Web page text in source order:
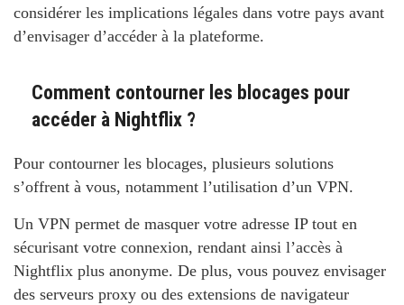
considérer les implications légales dans votre pays avant
d’envisager d’accéder à la plateforme.
Comment contourner les blocages pour
accéder à Nightflix ?
Pour contourner les blocages, plusieurs solutions
s’offrent à vous, notamment l’utilisation d’un VPN.
Un VPN permet de masquer votre adresse IP tout en
sécurisant votre connexion, rendant ainsi l’accès à
Nightflix plus anonyme. De plus, vous pouvez envisager
des serveurs proxy ou des extensions de navigateur